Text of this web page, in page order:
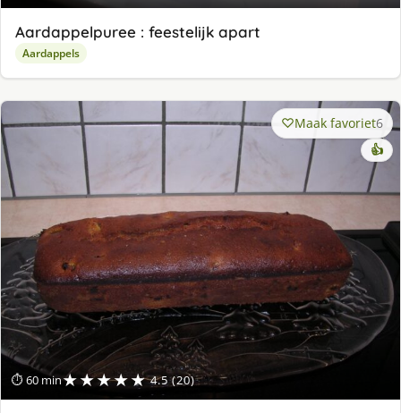
Aardappelpuree : feestelijk apart
Aardappels
⏱ 60 min★★★★★ 4.5 (20)
Maak favoriet6
👍